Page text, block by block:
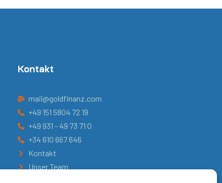
Kontakt
mail@goldfinanz.com
+49 151 5804 72 19
+49 931 - 49 73 71 0
+34 610 667 646
Kontakt
Unser Team